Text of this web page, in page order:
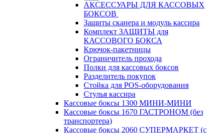
АКСЕССУАРЫ ДЛЯ КАССОВЫХ
БОКСОВ
Защиты сканера и модуль кассира
Комплект ЗАЩИТЫ для
КАССОВОГО БОКСА
Крючок-пакетницы
Ограничитель прохода
Полки для кассовых боксов
Разделитель покупок
Стойка для POS-оборудования
Стулья кассира
Кассовые боксы 1300 МИНИ-МИНИ
Кассовые боксы 1670 ГАСТРОНОМ (без
транспортера)
Кассовые боксы 2060 СУПЕРМАРКЕТ (с